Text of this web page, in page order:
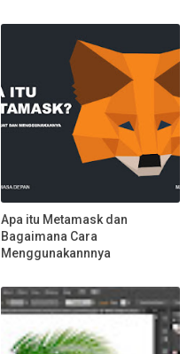
Apa itu Metamask dan
Bagaimana Cara
Menggunakannnya